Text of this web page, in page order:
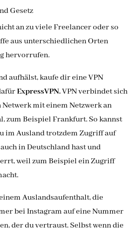
Gesetz
an zu viele Freelancer oder so
aus unterschiedlichen Orten
hervorrufen.
aufhälst, kaufe dir eine VPN
ExpressVPN.VPN verbindet sich
mit einem Netzwerk an
zum Beispiel Frankfurt. So kannst
im Ausland trotzdem Zugriff auf
in Deutschland hast und
weil zum Beispiel ein Zugriff
Auslandsaufenthalt, die
bei Instagram auf eine Nummer
der du vertraust. Selbst wenn die